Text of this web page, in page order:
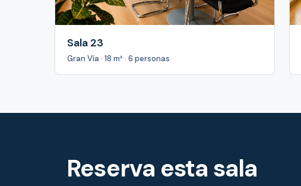
Sala 23
Gran Vía · 18 m² · 6 personas
Reserva esta sala